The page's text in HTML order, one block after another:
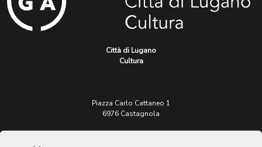
Città di Lugano
Cultura
Piazza Carlo Cattaneo 1
6976 Castagnola